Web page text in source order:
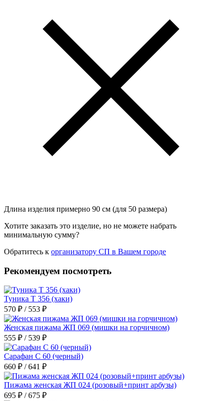
Длина изделия примерно 90 см (для 50 размера)
Хотите заказать это изделие, но не можете набрать
минимальную сумму?
Обратитесь к организатору СП в Вашем городе
Рекомендуем посмотреть
Туника Т 356 (хаки)
570 ₽ / 553 ₽
Женская пижама ЖП 069 (мишки на горчичном)
555 ₽ / 539 ₽
Сарафан С 60 (черный)
660 ₽ / 641 ₽
Пижама женская ЖП 024 (розовый+принт арбузы)
695 ₽ / 675 ₽